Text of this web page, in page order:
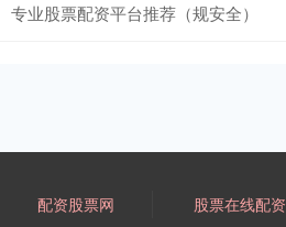
专业股票配资平台推荐（规安全）
配资股票网 股票在线配资